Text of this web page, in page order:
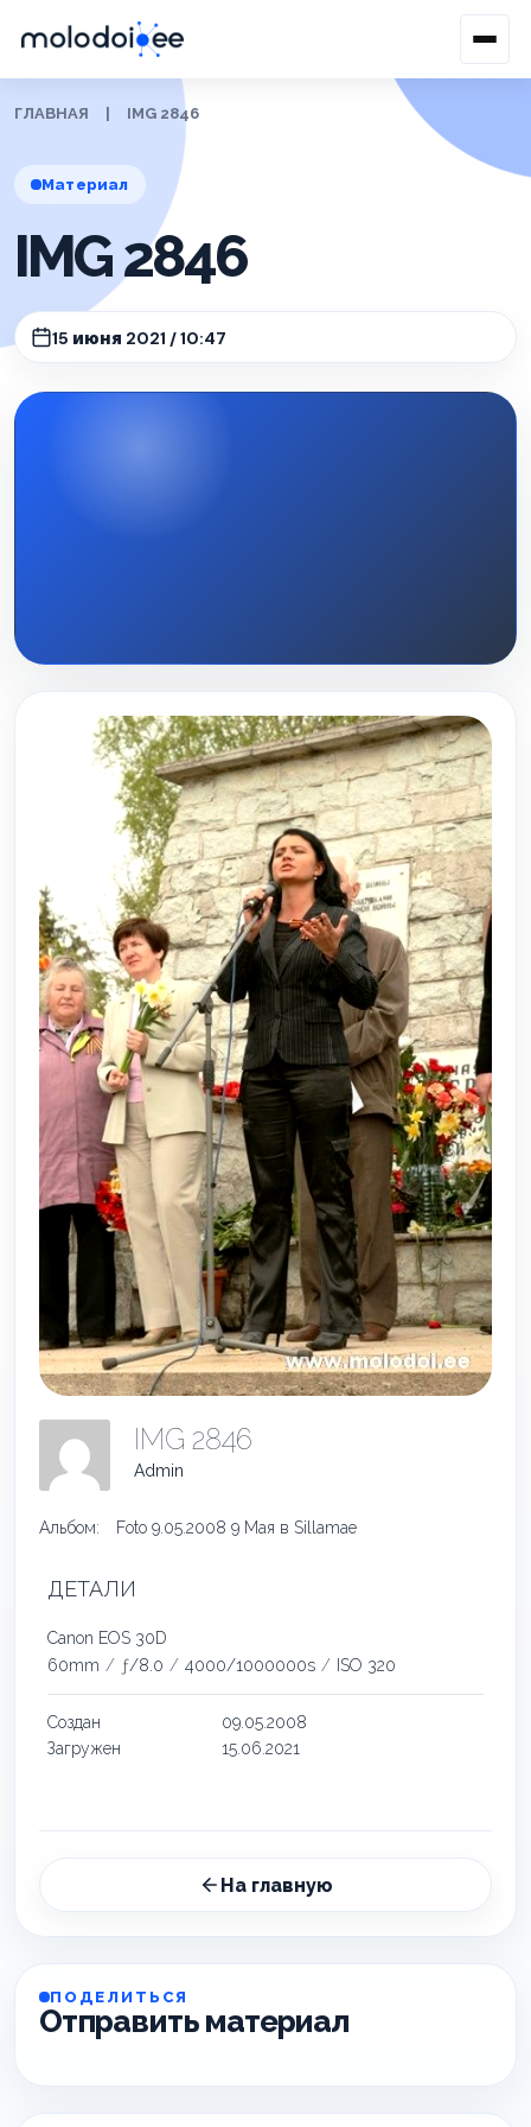
ГЛАВНАЯ IMG 2846
Материал
IMG 2846
15 июня 2021 / 10:47
IMG 2846
Admin
Альбом: Foto 9.05.2008 9 Мая в Sillamae
ДЕТАЛИ
Canon EOS 30D
60mm / ƒ/8.0 / 4000/1000000s / ISO 320
Создан
09.05.2008
Загружен
15.06.2021
На главную
ПОДЕЛИТЬСЯ
Отправить материал